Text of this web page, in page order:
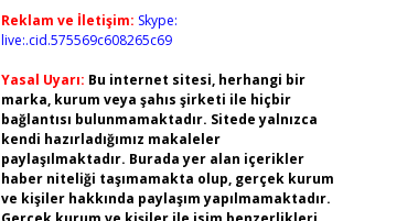
Reklam ve İletişim: Skype:
live:.cid.575569c608265c69
Yasal Uyarı: Bu internet sitesi, herhangi bir
marka, kurum veya şahıs şirketi ile hiçbir
bağlantısı bulunmamaktadır. Sitede yalnızca
kendi hazırladığımız makaleler
paylaşılmaktadır. Burada yer alan içerikler
haber niteliği taşımamakta olup, gerçek kurum
ve kişiler hakkında paylaşım yapılmamaktadır.